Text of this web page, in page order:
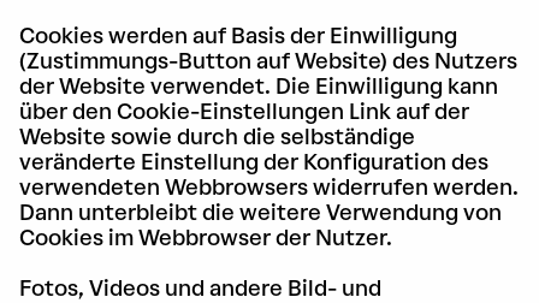
Cookies werden auf Basis der Einwilligung
(Zustimmungs-Button auf Website) des Nutzers
der Website verwendet. Die Einwilligung kann
über den Cookie-Einstellungen Link auf der
Website sowie durch die selbständige
veränderte Einstellung der Konfiguration des
verwendeten Webbrowsers widerrufen werden.
Dann unterbleibt die weitere Verwendung von
Cookies im Webbrowser der Nutzer.
Fotos, Videos und andere Bild- und